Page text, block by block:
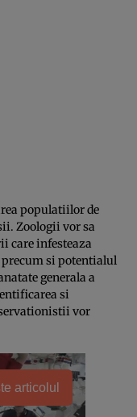
populatiilor de
Zoologii vor sa
care infesteaza
precum si potentialul
generala a
si
vor
articolul